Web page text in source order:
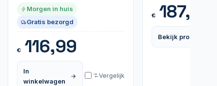
Morgen in huis
Gratis bezorgd
€116,99
In
winkelwagen
Vergelijk
€187,99
Bekijk product